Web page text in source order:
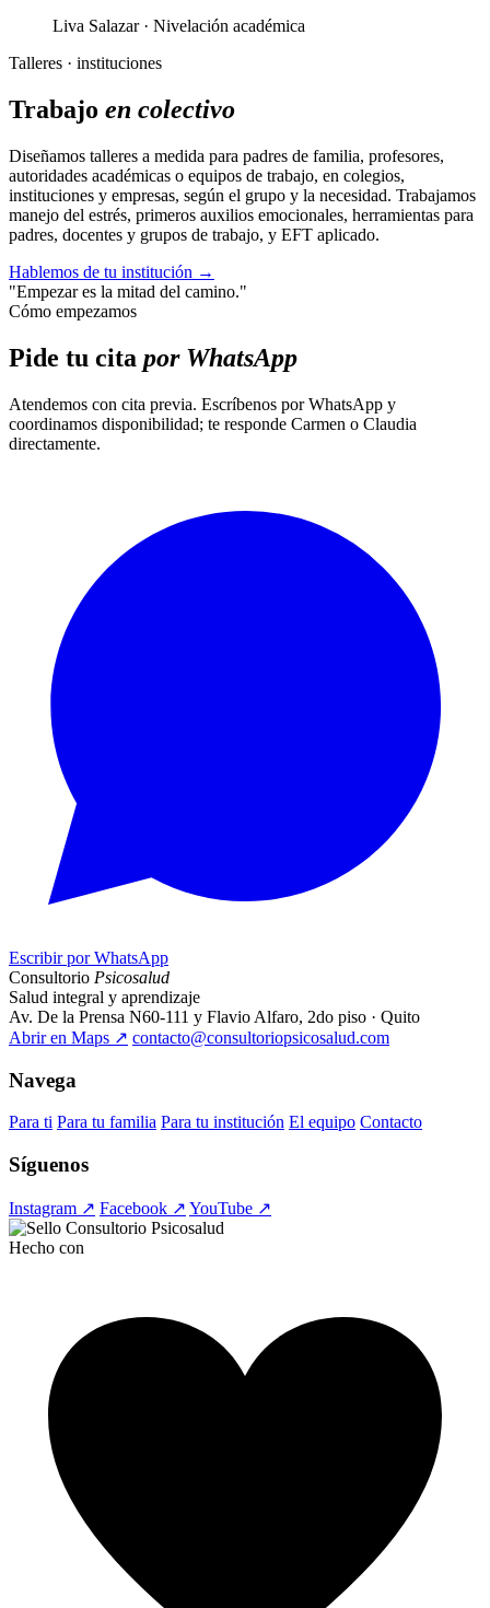
Liva Salazar · Nivelación académica
Talleres · instituciones
Trabajo en colectivo
Diseñamos talleres a medida para padres de familia, profesores,
autoridades académicas o equipos de trabajo, en colegios,
instituciones y empresas, según el grupo y la necesidad. Trabajamos
manejo del estrés, primeros auxilios emocionales, herramientas para
padres, docentes y grupos de trabajo, y EFT aplicado.
Hablemos de tu institución →
"Empezar es la mitad del camino."
Cómo empezamos
Pide tu cita por WhatsApp
Atendemos con cita previa. Escríbenos por WhatsApp y
coordinamos disponibilidad; te responde Carmen o Claudia
directamente.
Escribir por WhatsApp
Consultorio Psicosalud
Salud integral y aprendizaje
Av. De la Prensa N60-111 y Flavio Alfaro, 2do piso · Quito
Abrir en Maps ↗ contacto@consultoriopsicosalud.com
Navega
Para ti Para tu familia Para tu institución El equipo Contacto
Síguenos
Instagram ↗ Facebook ↗ YouTube ↗
Hecho con